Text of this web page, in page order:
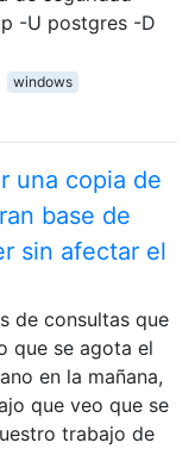
-U postgres -D
windows
una copia de
base de
sin afectar el
de consultas que
que se agota el
en la mañana,
que veo que se
trabajo de